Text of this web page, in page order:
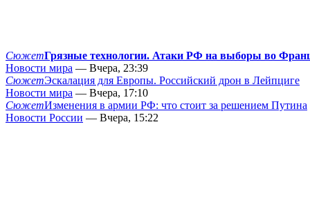
СюжетГрязные технологии. Атаки РФ на выборы во
Новости мира — Вчера, 23:39
СюжетЭскалация для Европы. Российский дрон в Лейпциге
Новости мира — Вчера, 17:10
СюжетИзменения в армии РФ: что стоит за решением Путина
Новости России — Вчера, 15:22